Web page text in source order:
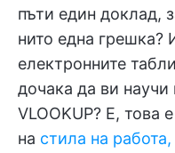
пъти един доклад,
нито една грешка?
електронните
дочака да ви научи
VLOOKUP? Е, това
на стила на